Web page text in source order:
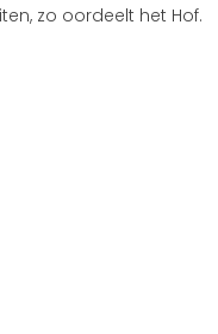
zo oordeelt het Hof.